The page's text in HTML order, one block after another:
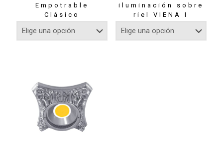
Empotrable
Clásico
iluminación sobre
riel VIENA I